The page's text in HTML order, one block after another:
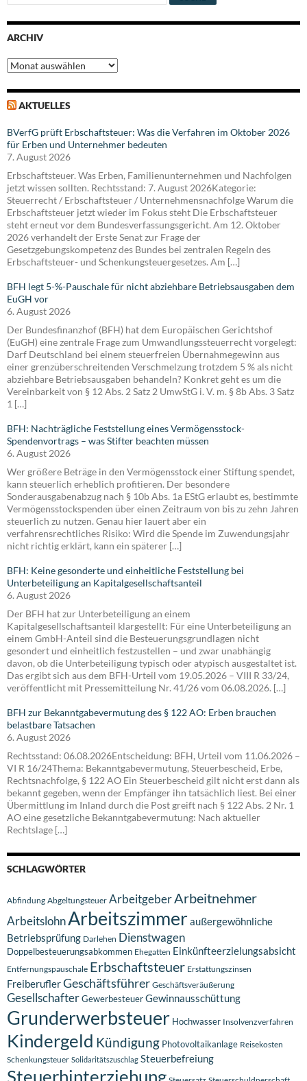
ARCHIV
Archiv
AKTUELLES
BVerfG prüft Erbschaftsteuer: Was die Verfahren im Oktober 2026
für Erben und Unternehmer bedeuten
7. August 2026
Erbschaftsteuer. Was Erben, Familienunternehmen und Nachfolgen
jetzt wissen sollten. Rechtsstand: 7. August 2026Kategorie:
Steuerrecht / Erbschaftsteuer / Unternehmensnachfolge Warum die
Erbschaftsteuer jetzt wieder im Fokus steht Die Erbschaftsteuer
steht erneut vor dem Bundesverfassungsgericht. Am 12. Oktober
2026 verhandelt der Erste Senat zur Frage der
Gesetzgebungskompetenz des Bundes bei zentralen Regeln des
Erbschaftsteuer- und Schenkungsteuergesetzes. Am […]
BFH legt 5-%-Pauschale für nicht abziehbare Betriebsausgaben dem
EuGH vor
6. August 2026
Der Bundesfinanzhof (BFH) hat dem Europäischen Gerichtshof
(EuGH) eine zentrale Frage zum Umwandlungssteuerrecht vorgelegt:
Darf Deutschland bei einem steuerfreien Übernahmegewinn aus
einer grenzüberschreitenden Verschmelzung trotzdem 5 % als nicht
abziehbare Betriebsausgaben behandeln? Konkret geht es um die
Vereinbarkeit von § 12 Abs. 2 Satz 2 UmwStG i. V. m. § 8b Abs. 3 Satz
1 […]
BFH: Nachträgliche Feststellung eines Vermögensstock-
Spendenvortrags – was Stifter beachten müssen
6. August 2026
Wer größere Beträge in den Vermögensstock einer Stiftung spendet,
kann steuerlich erheblich profitieren. Der besondere
Sonderausgabenabzug nach § 10b Abs. 1a EStG erlaubt es, bestimmte
Vermögensstockspenden über einen Zeitraum von bis zu zehn Jahren
steuerlich zu nutzen. Genau hier lauert aber ein
verfahrensrechtliches Risiko: Wird die Spende im Zuwendungsjahr
nicht richtig erklärt, kann ein späterer […]
BFH: Keine gesonderte und einheitliche Feststellung bei
Unterbeteiligung an Kapitalgesellschaftsanteil
6. August 2026
Der BFH hat zur Unterbeteiligung an einem
Kapitalgesellschaftsanteil klargestellt: Für eine Unterbeteiligung an
einem GmbH-Anteil sind die Besteuerungsgrundlagen nicht
gesondert und einheitlich festzustellen – und zwar unabhängig
davon, ob die Unterbeteiligung typisch oder atypisch ausgestaltet ist.
Das ergibt sich aus dem BFH-Urteil vom 19.05.2026 – VIII R 33/24,
veröffentlicht mit Pressemitteilung Nr. 41/26 vom 06.08.2026. […]
BFH zur Bekanntgabevermutung des § 122 AO: Erben brauchen
belastbare Tatsachen
6. August 2026
Rechtsstand: 06.08.2026Entscheidung: BFH, Urteil vom 11.06.2026 –
VI R 16/24Thema: Bekanntgabevermutung, Steuerbescheid, Erbe,
Rechtsnachfolge, § 122 AO Ein Steuerbescheid gilt nicht erst dann als
bekannt gegeben, wenn der Empfänger ihn tatsächlich liest. Bei einer
Übermittlung im Inland durch die Post greift nach § 122 Abs. 2 Nr. 1
AO eine gesetzliche Bekanntgabevermutung: Nach aktueller
Rechtslage […]
SCHLAGWÖRTER
Abfindung Abgeltungsteuer ArbeitgeberArbeitnehmer
ArbeitslohnArbeitszimmeraußergewöhnliche
Betriebsprüfung Darlehen Dienstwagen
Doppelbesteuerungsabkommen Ehegatten Einkünfteerzielungsabsicht
Entfernungspauschale Erbschaftsteuer Erstattungszinsen
FreiberuflerGeschäftsführer Geschäftsveräußerung
GesellschafterGewerbesteuerGewinnausschüttung
Grunderwerbsteuer Hochwasser Insolvenzverfahren
Kindergeld Kündigung Photovoltaikanlage Reisekosten
Schenkungsteuer Solidaritätszuschlag Steuerbefreiung
Steuerhinterziehung